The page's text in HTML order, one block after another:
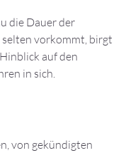
die Dauer der
vorkommt, birgt
auf den
in sich.
von gekündigten